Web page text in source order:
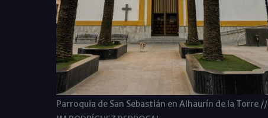
Parroquia de San Sebastián en Alhaurín de la Torre //